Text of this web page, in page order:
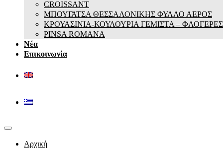
CROISSANT
ΜΠΟΥΓΑΤΣΑ ΘΕΣΣΑΛΟΝΙΚΗΣ ΦΥΛΛΟ ΑΕΡΟΣ
ΚΡΟΥΑΣΙΝΙΑ-ΚΟΥΛΟΥΡΙΑ ΓΕΜΙΣΤΑ – ΦΛΟΓΕΡΕΣ
PINSA ROMANA
Νέα
Επικοινωνία
Αρχική